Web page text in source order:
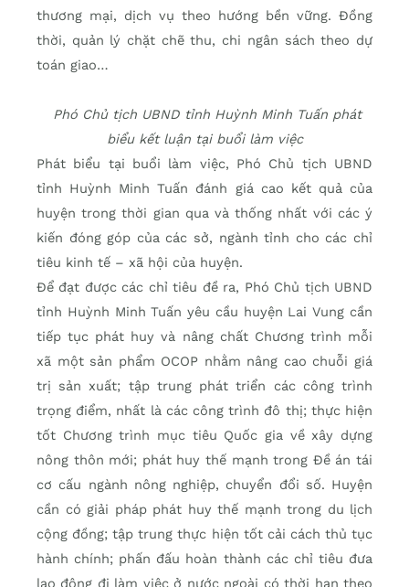
thương mại, dịch vụ theo hướng bền vững. Đồng
thời, quản lý chặt chẽ thu, chi ngân sách theo dự
toán giao…
Phó Chủ tịch UBND tỉnh Huỳnh Minh Tuấn phát
biểu kết luận tại buổi làm việc
Phát biểu tại buổi làm việc, Phó Chủ tịch UBND
tỉnh Huỳnh Minh Tuấn đánh giá cao kết quả của
huyện trong thời gian qua và thống nhất với các ý
kiến đóng góp của các sở, ngành tỉnh cho các chỉ
tiêu kinh tế – xã hội của huyện.
Để đạt được các chỉ tiêu đề ra, Phó Chủ tịch UBND
tỉnh Huỳnh Minh Tuấn yêu cầu huyện Lai Vung cần
tiếp tục phát huy và nâng chất Chương trình mỗi
xã một sản phẩm OCOP nhằm nâng cao chuỗi giá
trị sản xuất; tập trung phát triển các công trình
trọng điểm, nhất là các công trình đô thị; thực hiện
tốt Chương trình mục tiêu Quốc gia về xây dựng
nông thôn mới; phát huy thế mạnh trong Đề án tái
cơ cấu ngành nông nghiệp, chuyển đổi số. Huyện
cần có giải pháp phát huy thế mạnh trong du lịch
cộng đồng; tập trung thực hiện tốt cải cách thủ tục
hành chính; phấn đấu hoàn thành các chỉ tiêu đưa
lao động đi làm việc ở nước ngoài có thời hạn theo